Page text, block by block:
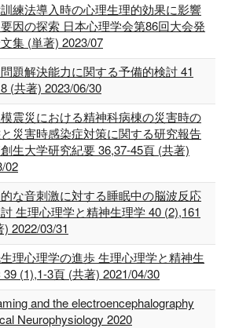
練法導入時の心理生理的効果に影響
因の探索 日本心理学会第86回大会発
集 (単著) 2023/07
題解決能力に関する予備的検討 41
(共著) 2023/06/30
震災における精神科病棟の災害時の
災害時感染症対策に関する研究報告
生大学研究紀要 36,37-45頁 (共著)
02
な音刺激に対する睡眠中の脳波反応
生理心理学と精神生理学 40 (2),161
) 2022/03/31
理心理学の進歩 生理心理学と精神生
39 (1),1-3頁 (共著) 2021/04/30
and the electroencephalography
Neurophysiology 2020